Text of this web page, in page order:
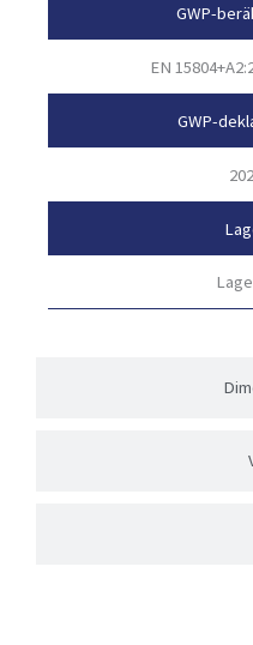
GWP-
EN
GWP-